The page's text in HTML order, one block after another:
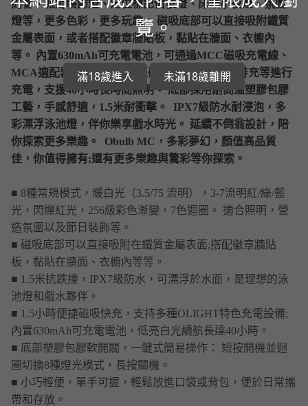
約會、派對裝飾燈、定位標記信號燈、床頭小夜燈、氛圍
燈等，更多色彩，更多玩趣。 磁吸底部可以直接吸附鐵質
金屬表面，或者搭配徽章牆貼板，黏貼在牆面、衣櫥內
等。 內置630mAh可充電電池，可通過MCC磁吸充電線、
MCA適配器、OLIGHT自主研發的Omino 磁吸排充等進行
充電，支援40小時長時間照明。 底部採用耐高溫塑膠包膠
工藝，手感舒適，1.5米耐衝擊。 IPX7級防水耐浸泡，多
彩漂浮泳池燈，伴你樂享戲水時光。 延續不倒翁設計，陪
你探索更多樂趣。 Obulb MC，多彩夢幻，顏值高品質
佳，你值得擁有;還有更多樂趣與驚彩等你探索。
■ 8種常規模式，暖白光（3.5/75 流明），3-7流明紅/綠/藍
光，閃爍紅光，256級彩色漸變，7色迴圈。 適合照明，營
造氛圍以及節日裝飾等。
■ 磁吸底部可以直接吸附在鐵質金屬表面;搭配徽章牆貼
板，黏貼在牆面、衣櫥內等等。
■ 1.5米抗跌撞，IPX7級防水，可漂浮於水面，是理想的泳
池燈和戲水夥伴。
■ 1.5小時便捷磁吸快充，支持多種OLIGHT特色充電設備;
內置630mAh可充電電池，低亮白光續航長達40小時。
■ 底部塑膠包膠軟開關，一鍵式簡易操作： 短按開機並迴
圈切換8種燈光模式，長按關機。
■ 小巧輕便，單手可握，輕鬆放進口袋或背包，便於日常攜
帶和存放。
覽。
滿18歲進入 未滿18歲離開